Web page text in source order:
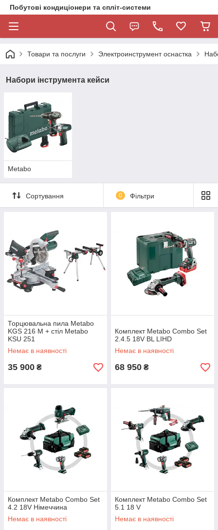
Побутові кондиціонери та спліт-системи
Товари та послуги Электроинструмент оснастка
Набори інструмента кейси
Metabo
Сортування 0 Фільтри
Торцювальна пила Metabo
KGS 216 M + стіл Metabo
KSU 251
Немає в наявності
35 900 ₴
Комплект Metabo Combo Set
2.4.5 18V BL LIHD
Немає в наявності
68 950 ₴
Комплект Metabo Combo Set
4.2 18V Німеччина
Немає в наявності
Комплект Metabo Combo Set
5.1 18 V
Немає в наявності